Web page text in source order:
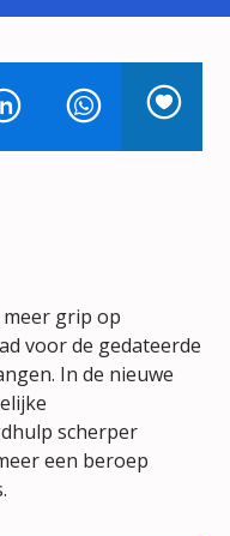
grip op
voor de gedateerde
In de nieuwe
scherper
een beroep